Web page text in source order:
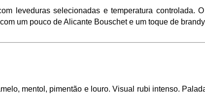
leveduras selecionadas e temperatura controlada.
um pouco de Alicante Bouschet e um toque de
mentol, pimentão e louro. Visual rubi intenso.